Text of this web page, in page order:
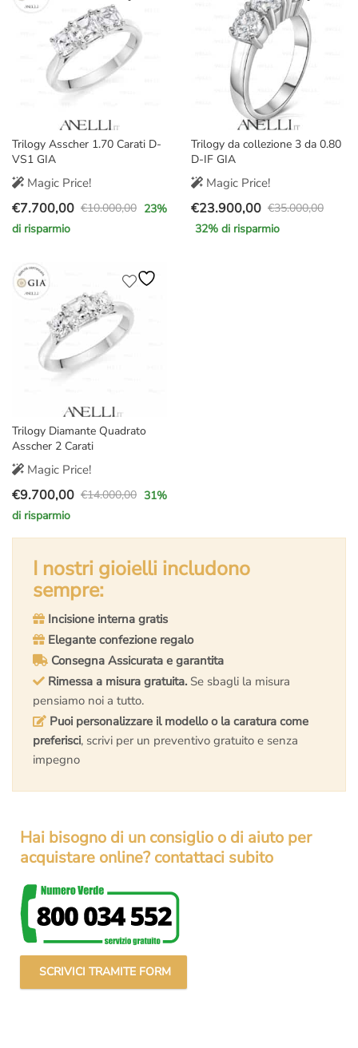
€37.000,00.
€27.700,00.
€25.000,00.
€19.700,00.
Trilogy Asscher 1.70 Carati D-
VS1 GIA
Magic Price!
€10.000,00
Il
prezzo
era:
€10.000,00.
€7.700,00
Il
prezzo
è:
€7.700,00.
23%
di risparmio
Trilogy da collezione 3 da 0.80
D-IF GIA
Magic Price!
€35.000,00
Il
prezzo
€23.900,00
Il
prezzo
32% di risparmio
Trilogy Diamante Quadrato
Asscher 2 Carati
Magic Price!
€14.000,00
Il
prezzo
originale
€14.000,00.
€9.700,00
Il
prezzo
attuale
€9.700,00.
31%
di risparmio
I nostri gioielli includono
sempre:
Incisione interna gratis
Elegante confezione regalo
Consegna Assicurata e garantita
Rimessa a misura gratuita. Se sbagli la misura
pensiamo noi a tutto.
Puoi personalizzare il modello o la caratura come
preferisci, scrivi per un preventivo gratuito e senza
impegno
Hai bisogno di un consiglio o di aiuto per
acquistare online? contattaci subito
SCRIVICI TRAMITE FORM